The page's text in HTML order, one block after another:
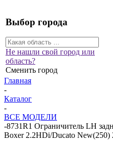
Выбор города
Не нашли свой город или
область?
Сменить город
Главная
-
Каталог
-
ВСЕ МОДЕЛИ
-8731R1 Ограничитель LH
Boxer 2.2HDi/Ducato New(250)